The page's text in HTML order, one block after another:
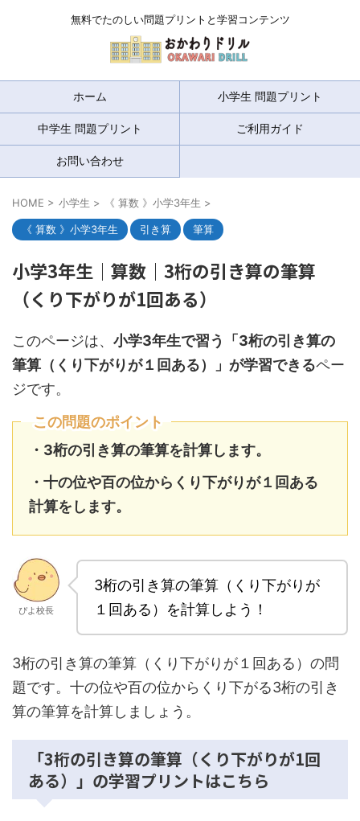
無料でたのしい問題プリントと学習コンテンツ
ホーム 小学生 問題プリント
中学生 問題プリント ご利用ガイド
お問い合わせ
HOME > 小学生 > 《 算数 》小学3年生 >
《 算数 》小学3年生 引き算 筆算
小学3年生｜算数｜3桁の引き算の筆算
（くり下がりが1回ある）
このページは、 小学3年生で習う「3桁の引き算の
筆算（くり下がりが１回ある）」が学習できるペー
ジです。
この問題のポイント
・3桁の引き算の筆算を計算します。
・十の位や百の位からくり下がりが１回ある
計算をします。
ぴよ校長
3桁の引き算の筆算（くり下がりが
１回ある）を計算しよう！
3桁の引き算の筆算（くり下がりが１回ある）の問
題です。十の位や百の位からくり下がる3桁の引き
算の筆算を計算しましょう。
「3桁の引き算の筆算（くり下がりが1回
ある）」の学習プリントはこちら